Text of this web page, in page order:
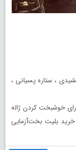
، ستاره پسیانی ،
خوشبخت کردن ژاله
بلیت بخت‌آزمایی